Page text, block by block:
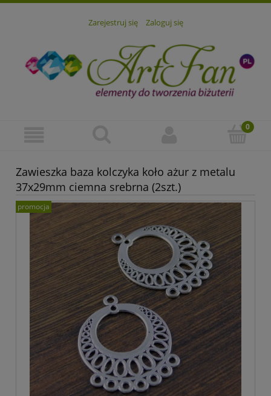
Zarejestruj się Zaloguj się
Zawieszka baza kolczyka koło ażur z metalu
37x29mm ciemna srebrna (2szt.)
promocja